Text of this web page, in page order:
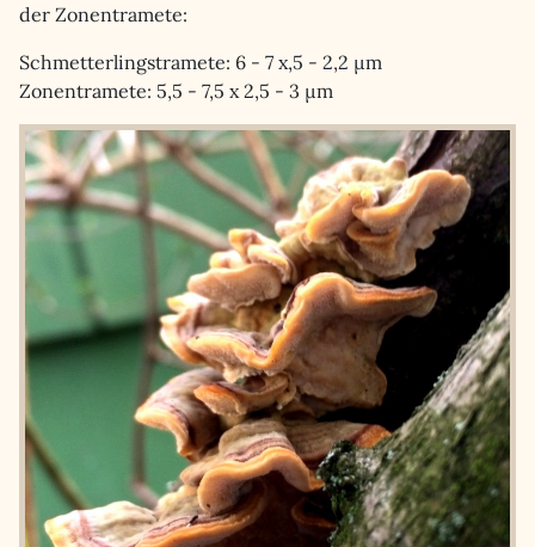
der Zonentramete:
Schmetterlingstramete: 6 - 7 x,5 - 2,2 µm
Zonentramete: 5,5 - 7,5 x 2,5 - 3 µm